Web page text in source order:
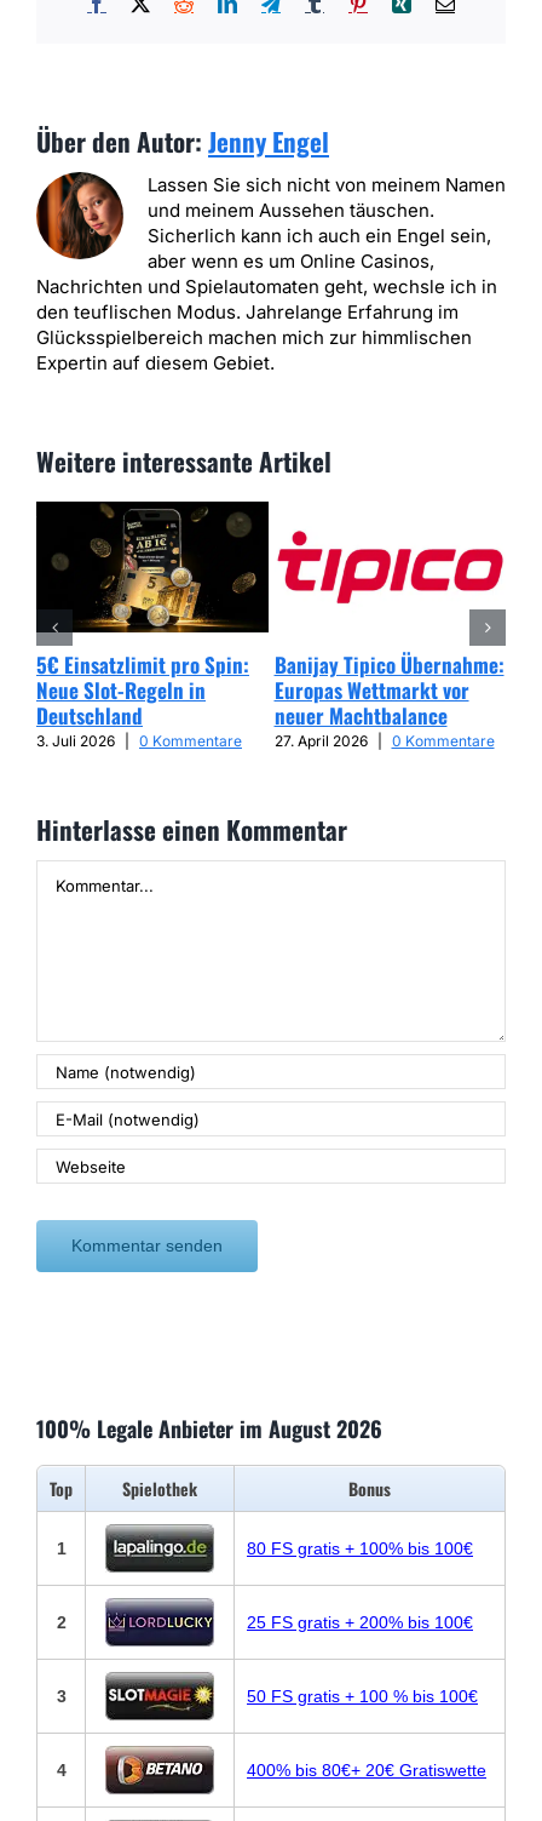
Über den Autor:Jenny Engel
Lassen Sie sich nicht von meinem Namen
und meinem Aussehen täuschen.
Sicherlich kann ich auch ein Engel sein,
aber wenn es um Online Casinos,
Nachrichten und Spielautomaten geht, wechsle ich in
den teuflischen Modus. Jahrelange Erfahrung im
Glücksspielbereich machen mich zur himmlischen
Expertin auf diesem Gebiet.
Weitere interessante Artikel
5€ Einsatzlimit pro Spin:
Neue Slot-Regeln in
Deutschland
3. Juli 2026 0 Kommentare
Banijay Tipico Übernahme:
Europas Wettmarkt vor
neuer Machtbalance
27. April 2026 0 Kommentare
Hinterlasse einen Kommentar
100% Legale Anbieter im August 2026
Top Spielothek Bonus
1 80 FS gratis + 100% bis 100€
2 25 FS gratis + 200% bis 100€
3 50 FS gratis + 100 % bis 100€
4 400% bis 80€+ 20€ Gratiswette